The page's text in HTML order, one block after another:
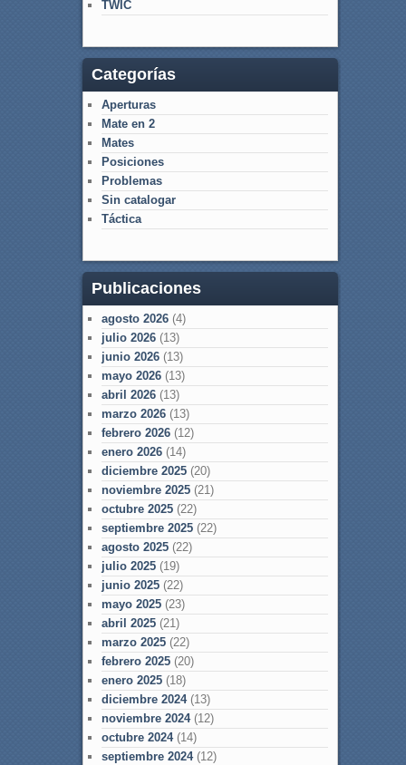
TWIC
Categorías
Aperturas
Mate en 2
Mates
Posiciones
Problemas
Sin catalogar
Táctica
Publicaciones
agosto 2026(4)
julio 2026(13)
junio 2026(13)
mayo 2026(13)
abril 2026(13)
marzo 2026(13)
febrero 2026(12)
enero 2026(14)
diciembre 2025(20)
noviembre 2025(21)
octubre 2025(22)
septiembre 2025(22)
agosto 2025(22)
julio 2025(19)
junio 2025(22)
mayo 2025(23)
abril 2025(21)
marzo 2025(22)
febrero 2025(20)
enero 2025(18)
diciembre 2024(13)
noviembre 2024(12)
octubre 2024(14)
septiembre 2024(12)